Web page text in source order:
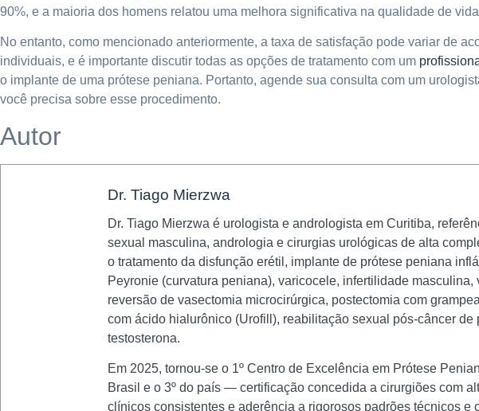
90%, e a maioria dos homens relatou uma melhora significativa na qualidade de
No entanto, como mencionado anteriormente, a taxa de satisfação pode variar de
individuais, e é importante discutir todas as opções de tratamento com um
o implante de uma prótese peniana. Portanto, agende sua consulta com um
você precisa sobre esse procedimento.
Autor
Dr. Tiago Mierzwa
Dr. Tiago Mierzwa é urologista e andrologista em Curitiba,
sexual masculina, andrologia e cirurgias urológicas de alta
o tratamento da disfunção erétil, implante de prótese peniana
Peyronie (curvatura peniana), varicocele, infertilidade masculina,
reversão de vasectomia microcirúrgica, postectomia com
com ácido hialurônico (Urofill), reabilitação sexual pós-câncer de
testosterona.
Em 2025, tornou-se o 1º Centro de Excelência em Prótese
Brasil e o 3º do país — certificação concedida a cirurgiões com
clínicos consistentes e aderência a rigorosos padrões técnicos e